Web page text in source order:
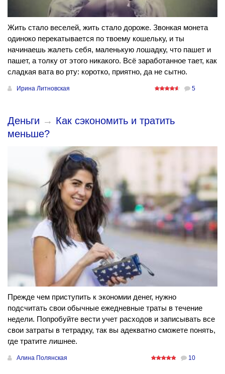
Жить стало веселей, жить стало дороже. Звонкая монета
одиноко перекатывается по твоему кошельку, и ты
начинаешь жалеть себя, маленькую лошадку, что пашет и
пашет, а толку от этого никакого. Всё заработанное тает, как
сладкая вата во рту: коротко, приятно, да не сытно.
Ирина Литновская 5
Деньги → Как сэкономить и тратить
меньше?
Прежде чем приступить к экономии денег, нужно
подсчитать свои обычные ежедневные траты в течение
недели. Попробуйте вести учет расходов и записывать все
свои затраты в тетрадку, так вы адекватно сможете понять,
где тратите лишнее.
Алина Полянская 10